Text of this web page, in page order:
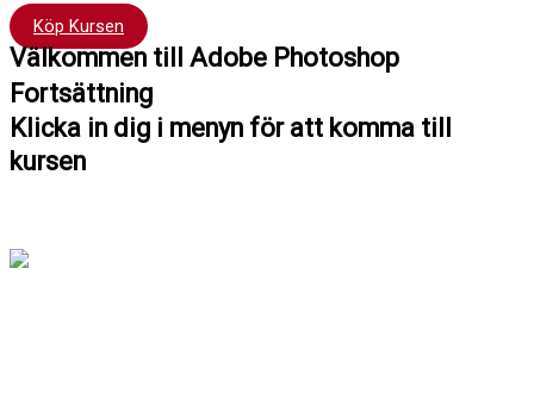
Köp Kursen
Välkommen till Adobe Photoshop
Fortsättning
Klicka in dig i menyn för att komma till
kursen